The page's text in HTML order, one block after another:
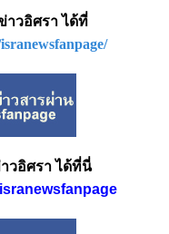
าวอิศรา ได้ที่
วอิศรา ได้ที่นี่